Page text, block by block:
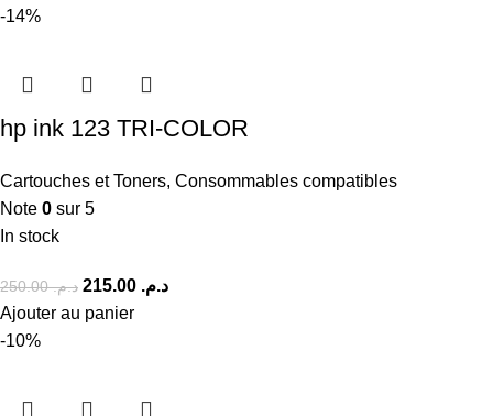
-14%
hp ink 123 TRI-COLOR
Cartouches et Toners, Consommables compatibles
Note 0 sur 5
In stock
د.م.250.00 د.م.
Ajouter au panier
-10%